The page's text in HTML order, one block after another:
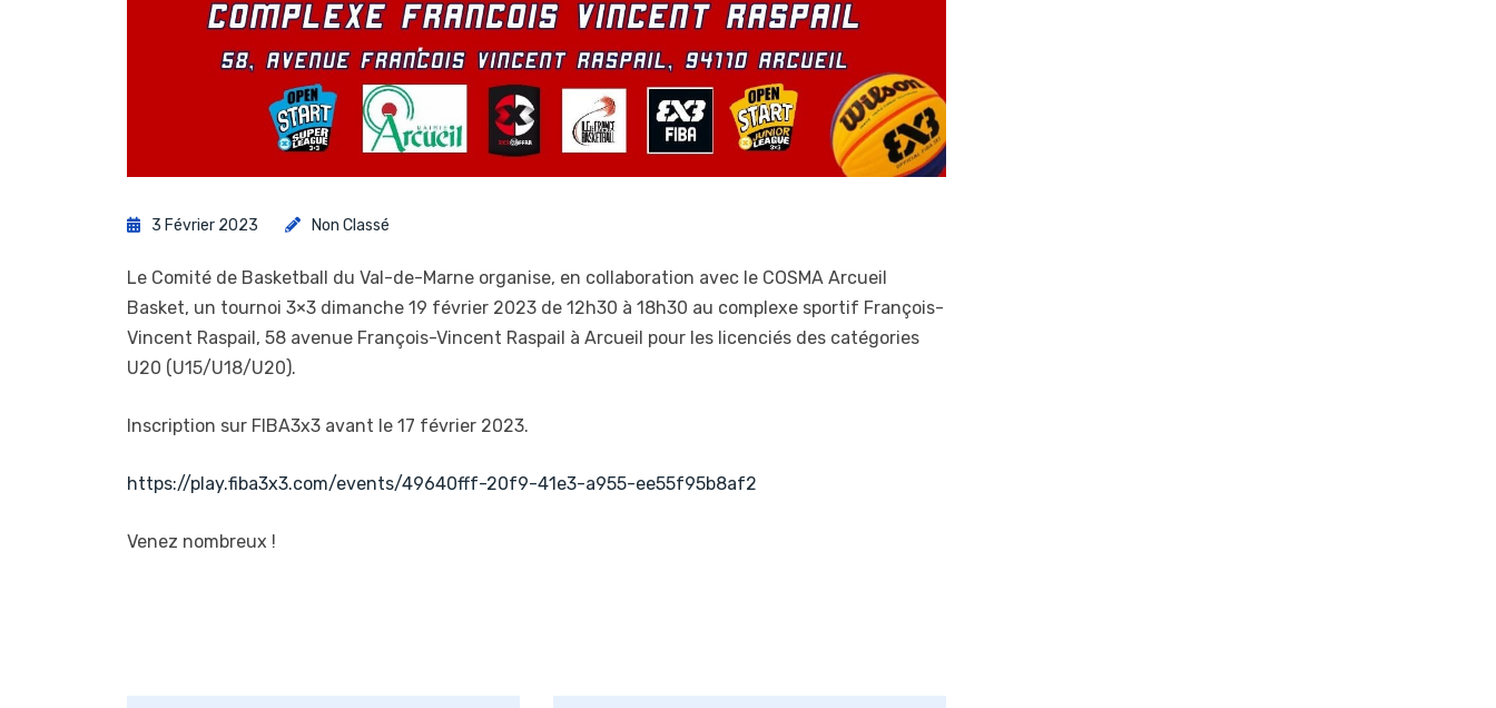
3 Février 2023 Non Classé
Le Comité de Basketball du Val-de-Marne organise, en collaboration avec le COSMA Arcueil
Basket, un tournoi 3×3 dimanche 19 février 2023 de 12h30 à 18h30 au complexe sportif François-
Vincent Raspail, 58 avenue François-Vincent Raspail à Arcueil pour les licenciés des catégories
U20 (U15/U18/U20).
Inscription sur FIBA3x3 avant le 17 février 2023.
https://play.fiba3x3.com/events/49640fff-20f9-41e3-a955-ee55f95b8af2
Venez nombreux !